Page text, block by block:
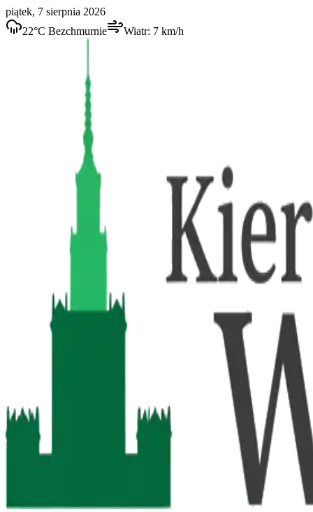
piątek, 7 sierpnia 2026
22°C Bezchmurnie Wiatr: 7 km/h